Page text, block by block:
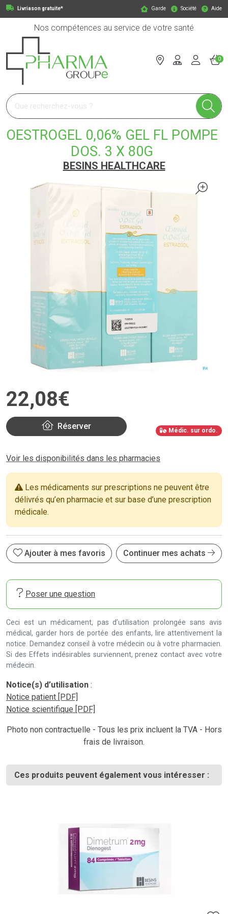
Livriason gratuite* Garde Société Aide
Nos compétences au service de votre santé
Pharmagroupe Votre pharmacie en ligne à votre service
0
OESTROGEL 0,06% GEL FL POMPE
DOS. 3 X 80G
BESINS HEALTHCARE
22,08€
Réserver Médic. sur ordo.
Voir les disponibilités dans les pharmacies
Les médicaments sur prescriptions ne peuvent être
délivrés qu’en pharmacie et sur base d’une prescription
médicale.
Ajouter à mes favoris Continuer mes achats
Poser une question
Ceci est un médicament, pas d’utilisation prolongée sans avis
médical, garder hors de portée des enfants, lire attentivement la
notice. Demandez conseil à votre médecin ou à votre pharmacien.
Si des Effets indésirables surviennent, prenez contact avec votre
médecin.
Notice(s) d’utilisation :
Notice patient [PDF]
Notice scientifique [PDF]
Photo non contractuelle - Tous les prix incluent la TVA - Hors
frais de livraison.
Ces produits peuvent également vous intéresser :